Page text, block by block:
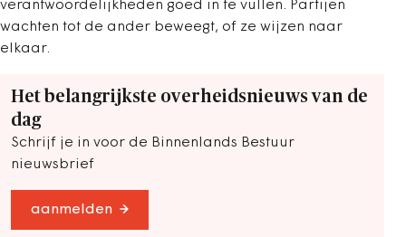
verantwoordelijkheden goed in te vullen. Partijen
wachten tot de ander beweegt, of ze wijzen naar
elkaar.
Het belangrijkste overheidsnieuws van de
dag
Schrijf je in voor de Binnenlands Bestuur
nieuwsbrief
aanmelden